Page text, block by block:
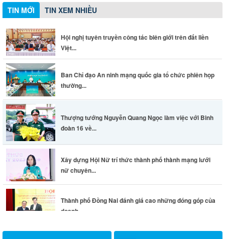
TIN MỚI TIN XEM NHIỀU
Hội nghị tuyên truyền công tác biên giới trên đất liền
Việt...
Ban Chỉ đạo An ninh mạng quốc gia tổ chức phiên họp
thường...
Thượng tướng Nguyễn Quang Ngọc làm việc với Binh
đoàn 16 về...
Xây dựng Hội Nữ trí thức thành phố thành mạng lưới
nữ chuyên...
Thành phố Đồng Nai đánh giá cao những đóng góp của
doanh...